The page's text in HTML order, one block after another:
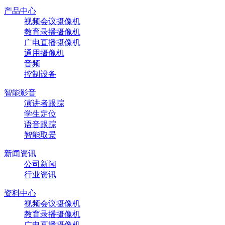
产品中心
视频会议摄像机
教育录播摄像机
广电直播摄像机
通用摄像机
音频
控制设备
智能影音
演讲者跟踪
学生定位
语音跟踪
智能取景
新闻资讯
公司新闻
行业资讯
资料中心
视频会议摄像机
教育录播摄像机